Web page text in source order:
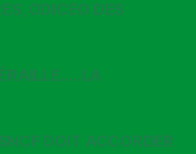
ODICEO DES
DOIT ACCORDER